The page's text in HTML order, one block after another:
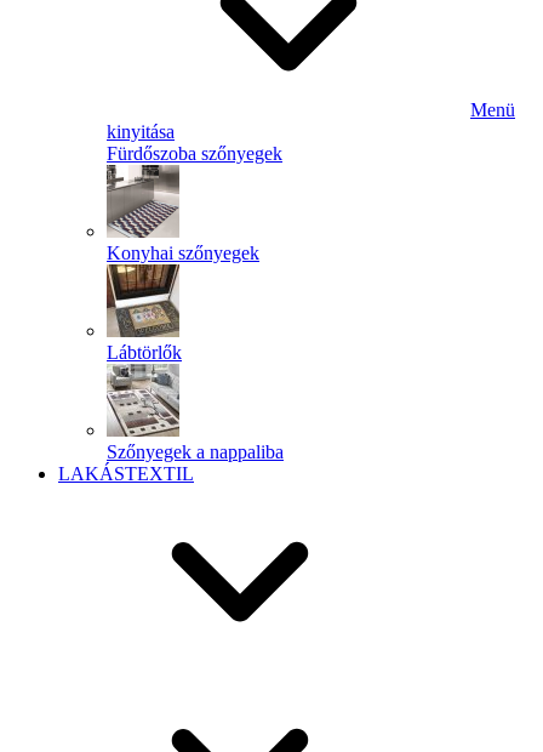
Menü
kinyitása
Fürdőszoba szőnyegek
Konyhai szőnyegek
Lábtörlők
Szőnyegek a nappaliba
LAKÁSTEXTIL